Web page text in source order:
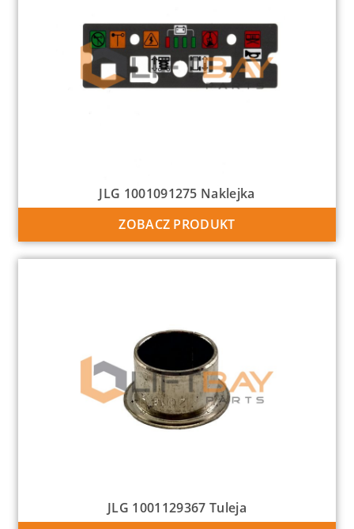
JLG 1001091275 Naklejka
ZOBACZ PRODUKT
JLG 1001129367 Tuleja